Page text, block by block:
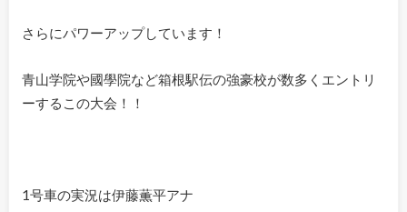
さらにパワーアップしています！
青山学院や國學院など箱根駅伝の強豪校が数多くエントリ
ーするこの大会！！
1号車の実況は伊藤薫平アナ